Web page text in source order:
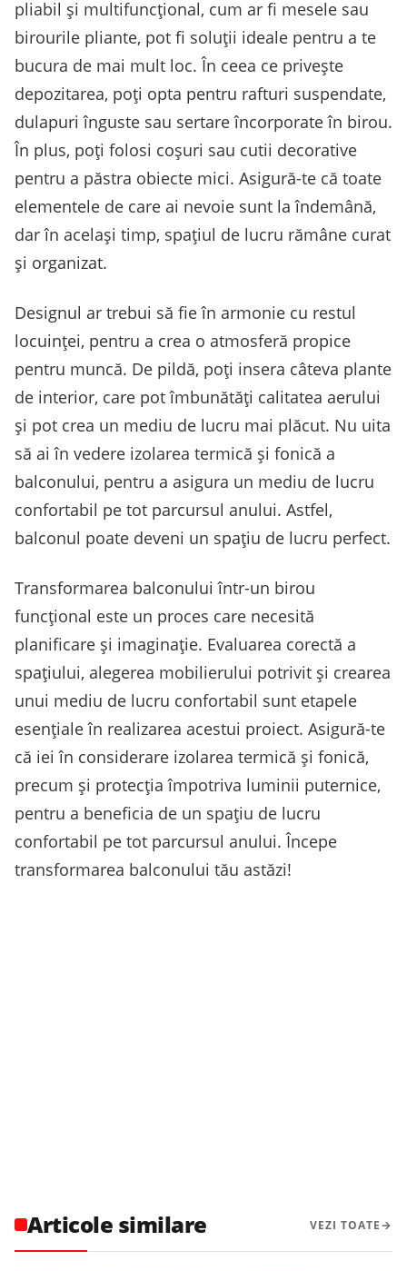
pliabil și multifuncțional, cum ar fi mesele sau
birourile pliante, pot fi soluții ideale pentru a te
bucura de mai mult loc. În ceea ce privește
depozitarea, poți opta pentru rafturi suspendate,
dulapuri înguste sau sertare încorporate în birou.
În plus, poți folosi coșuri sau cutii decorative
pentru a păstra obiecte mici. Asigură-te că toate
elementele de care ai nevoie sunt la îndemână,
dar în același timp, spațiul de lucru rămâne curat
și organizat.
Designul ar trebui să fie în armonie cu restul
locuinței, pentru a crea o atmosferă propice
pentru muncă. De pildă, poți insera câteva plante
de interior, care pot îmbunătăți calitatea aerului
și pot crea un mediu de lucru mai plăcut. Nu uita
să ai în vedere izolarea termică și fonică a
balconului, pentru a asigura un mediu de lucru
confortabil pe tot parcursul anului. Astfel,
balconul poate deveni un spațiu de lucru perfect.
Transformarea balconului într-un birou
funcțional este un proces care necesită
planificare și imaginație. Evaluarea corectă a
spațiului, alegerea mobilierului potrivit și crearea
unui mediu de lucru confortabil sunt etapele
esențiale în realizarea acestui proiect. Asigură-te
că iei în considerare izolarea termică și fonică,
precum și protecția împotriva luminii puternice,
pentru a beneficia de un spațiu de lucru
confortabil pe tot parcursul anului. Începe
transformarea balconului tău astăzi!
Articole similare VEZI TOATE